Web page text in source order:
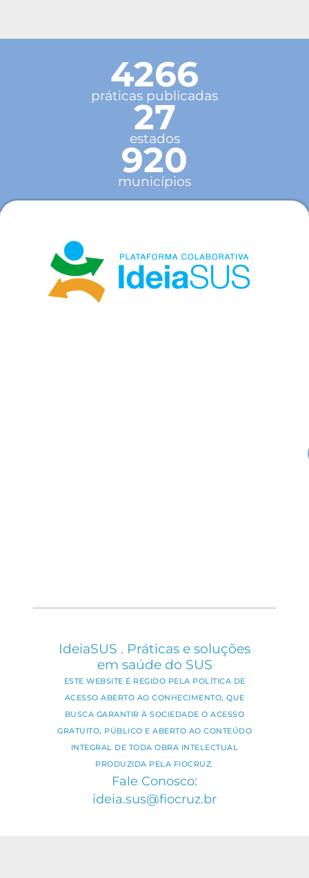
4266
práticas publicadas
27
estados
920
municípios
IdeiaSUS . Práticas e soluções
em saúde do SUS
ESTE WEBSITE É REGIDO PELA POLÍTICA DE
ACESSO ABERTO AO CONHECIMENTO, QUE
BUSCA GARANTIR À SOCIEDADE O ACESSO
GRATUITO, PÚBLICO E ABERTO AO CONTEÚDO
INTEGRAL DE TODA OBRA INTELECTUAL
PRODUZIDA PELA FIOCRUZ.
Fale Conosco:
ideia.sus@fiocruz.br